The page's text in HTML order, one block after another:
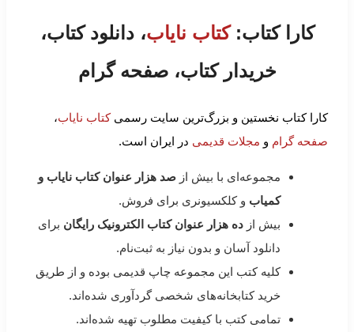
کارا کتاب:کتاب نایاب، دانلود کتاب،
خریدار کتاب، صفحه گرام
کارا کتاب نخستین و بزرگ‌ترین سایت رسمیکتاب نایاب،
صفحه گرام و مجلات قدیمی در ایران است.
مجموعه‌ای با بیش از صد هزار عنوان کتاب نایاب و
کمیاب و کلکسیونری برای فروش.
بیش از ده هزار عنوان کتاب الکترونیک رایگان برای
دانلود آسان و بدون نیاز به ثبت‌نام.
کلیه کتب این مجموعه چاپ قدیمی بوده و از طریق
خرید کتابخانه‌های شخصی گردآوری شده‌اند.
تمامی کتب با کیفیت مطلوب تهیه شده‌اند.